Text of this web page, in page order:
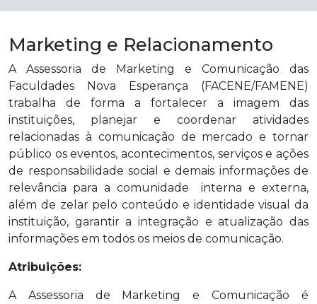
Marketing e Relacionamento
A Assessoria de Marketing e Comunicação das
Faculdades Nova Esperança (FACENE/FAMENE)
trabalha de forma a fortalecer a imagem das
instituições, planejar e coordenar atividades
relacionadas à comunicação de mercado e tornar
público os eventos, acontecimentos, serviços e ações
de responsabilidade social e demais informações de
relevância para a comunidade interna e externa,
além de zelar pelo conteúdo e identidade visual da
instituição, garantir a integração e atualização das
informações em todos os meios de comunicação.
Atribuições:
A Assessoria de Marketing e Comunicação é